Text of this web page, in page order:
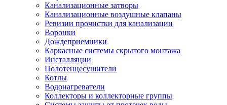
Канализационные затворы
Канализационные воздушные клапаны
Ревизии прочистки для канализации
Воронки
Дождеприемники
Каркасные системы скрытого монтажа
Инсталляции
Полотенцесушители
Котлы
Водонагреватели
Коллекторы и коллекторные группы